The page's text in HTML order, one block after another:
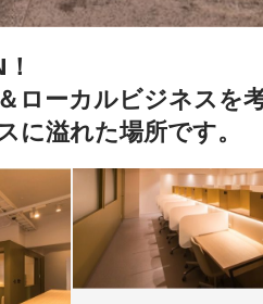
ローカルビジネスを
に溢れた場所です。